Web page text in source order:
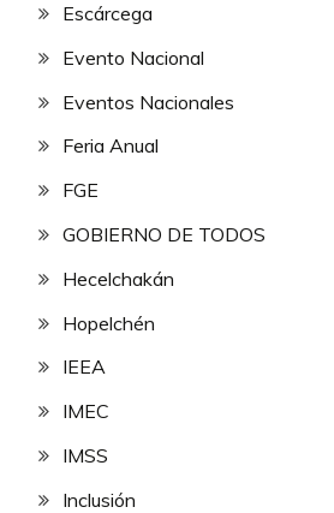
Escárcega
Evento Nacional
Eventos Nacionales
Feria Anual
FGE
GOBIERNO DE TODOS
Hecelchakán
Hopelchén
IEEA
IMEC
IMSS
Inclusión